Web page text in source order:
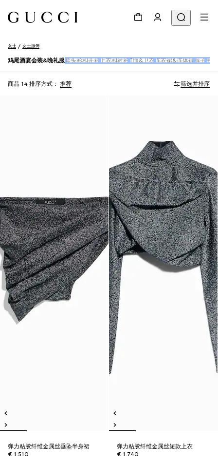
女士 女士服饰
鸡尾酒宴会装&晚礼服 套头衫和开衫 上衣和衬衫 T恤&卫衣 连衣裙&连体裤 裤子 牛
商品 14 排序方式： 推荐 筛选并排序
弹力粘胶纤维金属丝垂坠半身裙
€ 1.510
弹力粘胶纤维金属丝短款上衣
€ 1.740